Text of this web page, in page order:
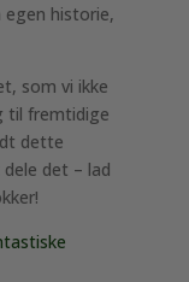
historie,
som vi ikke
til fremtidige
dette
det – lad